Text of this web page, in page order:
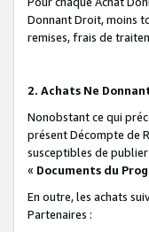
Donnant Droit, moins
remises, frais de
2. Achats Ne
Nonobstant ce qui
présent Décompte de
susceptibles de
« Documents du
En outre, les achats
Partenaires :